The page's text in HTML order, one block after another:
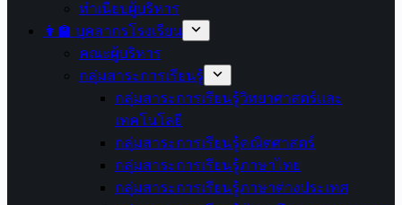
ทำเนียบผู้บริหาร
👩‍🏫 บุคลากรโรงเรียน
คณะผู้บริหาร
กลุ่มสาระการเรียนรู้
กลุ่มสาระการเรียนรู้วิทยาศาสตร์และ
เทคโนโลยี
กลุ่มสาระการเรียนรู้คณิตศาสตร์
กลุ่มสาระการเรียนรู้ภาษาไทย
กลุ่มสาระการเรียนรู้ภาษาต่างประเทศ